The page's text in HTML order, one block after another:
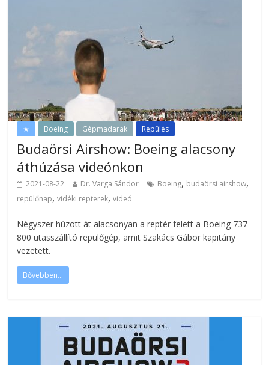
★ Boeing Gépmadarak Repülés
Budaörsi Airshow: Boeing alacsony
áthúzása videónkon
2021-08-22 Dr. Varga Sándor Boeing, budaörsi airshow,
repülőnap,vidéki repterek,videó
Négyszer húzott át alacsonyan a reptér felett a Boeing 737-
800 utasszállító repülőgép, amit Szakács Gábor kapitány
vezetett.
Bővebben...